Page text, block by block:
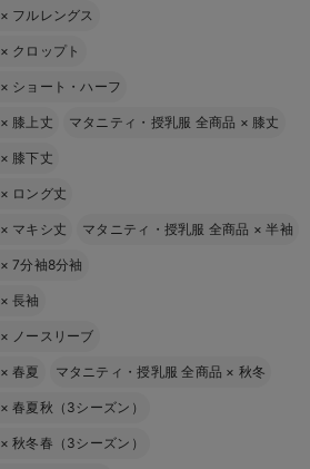
× フルレングス
× クロップト
× ショート・ハーフ
× 膝上丈 マタニティ・授乳服 全商品 × 膝丈
× 膝下丈
× ロング丈
× マキシ丈 マタニティ・授乳服 全商品 ×半袖
×7分袖8分袖
×長袖
× ノースリーブ
×春夏 マタニティ・授乳服 全商品 × 秋冬
×春夏秋（3シーズン）
×秋冬春（3シーズン）